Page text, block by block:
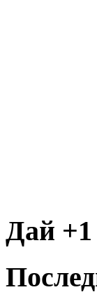
Дай +1